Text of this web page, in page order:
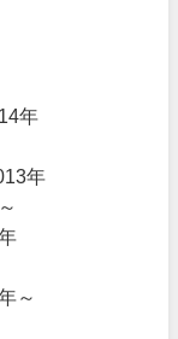
年
年
～